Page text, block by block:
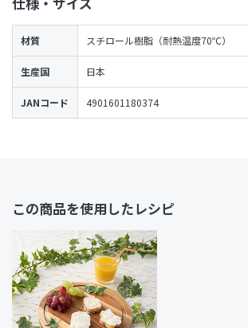
この商品を使用したレシピ
材質 スチロール樹脂（耐熱温度70℃）
生産国 日本
JANコード 4901601180374